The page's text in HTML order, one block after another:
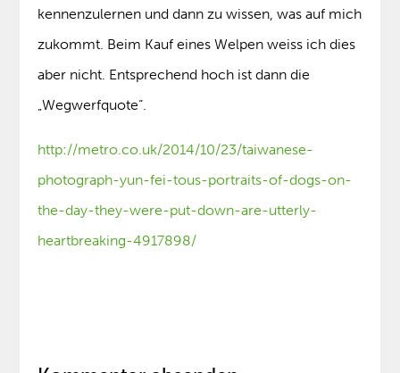
kennenzulernen und dann zu wissen, was auf mich
zukommt. Beim Kauf eines Welpen weiss ich dies
aber nicht. Entsprechend hoch ist dann die
„Wegwerfquote“.
http://metro.co.uk/2014/10/23/taiwanese-
photograph-yun-fei-tous-portraits-of-dogs-on-
the-day-they-were-put-down-are-utterly-
heartbreaking-4917898/